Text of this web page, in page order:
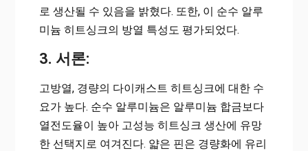
로 생산될 수 있음을 밝혔다. 또한, 이 순수 알루
미늄 히트싱크의 방열 특성도 평가되었다.
3. 서론:
고방열, 경량의 다이캐스트 히트싱크에 대한 수
요가 높다. 순수 알루미늄은 알루미늄 합금보다
열전도율이 높아 고성능 히트싱크 생산에 유망
한 선택지로 여겨진다. 얇은 핀은 경량화에 유리